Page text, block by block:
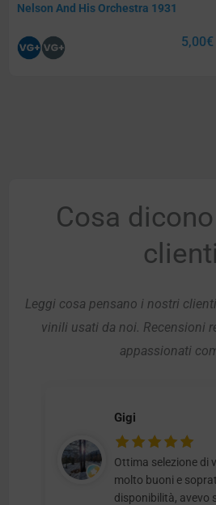
Nelson And His Orchestra 1931
5,00€
Cosa
clienti
Leggi cosa pensano i nostri
vinili usati da noi. Recensioni
appassionati
Gigi
Ottima selezione di
molto buoni e
disponibilità, avevo